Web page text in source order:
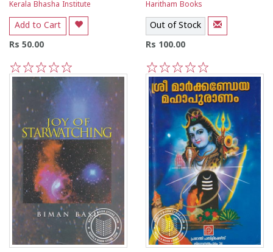
Kerala Bhasha Institute
Add to Cart
Rs 50.00
5
4
3
2
1
Haritham Books
Out of Stock
Rs 100.00
5
4
3
2
1